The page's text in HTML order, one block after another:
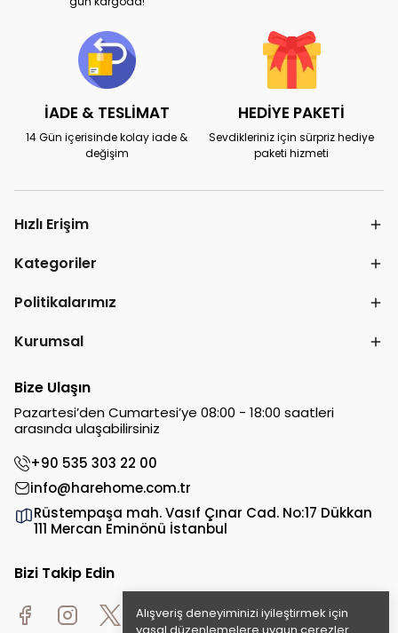
Alışveriş deneyiminizi iyileştirmek için
İADE & TESLİMAT
14 Gün içerisinde kolay iade &
değişim
HEDİYE PAKETİ
Sevdikleriniz için sürpriz hediye
paketi hizmeti
Hızlı Erişim
Kategoriler
Politikalarımız
Kurumsal
Bize Ulaşın
Pazartesi’den Cumartesi’ye 08:00 - 18:00 saatleri
arasında ulaşabilirsiniz
+90 535 303 22 00
info@harehome.com.tr
Rüstempaşa mah. Vasıf Çınar Cad. No:17 Dükkan
111 Mercan Eminönü İstanbul
Bizi Takip Edin